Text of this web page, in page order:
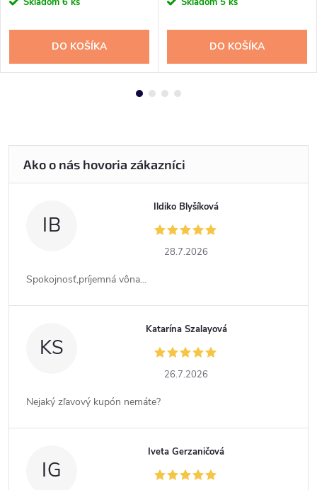
DO KOŠÍKA DO KOŠÍKA
IB
Ildiko Blyšíková
28.7.2026
Spokojnosť,príjemná vôna...
KS
Katarína Szalayová
26.7.2026
Nejaký zľavový kupón nemáte?
IG
Iveta Gerzaničová